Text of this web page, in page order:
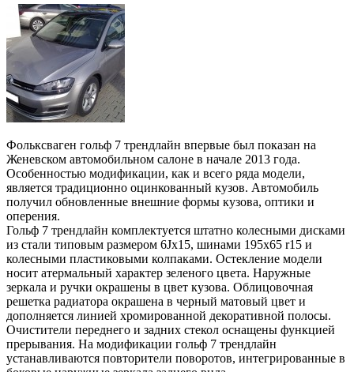
Фольксваген гольф 7 трендлайн впервые был показан на
Женевском автомобильном салоне в начале 2013 года.
Особенностью модификации, как и всего ряда модели,
является традиционно оцинкованный кузов. Автомобиль
получил обновленные внешние формы кузова, оптики и
оперения.
Гольф 7 трендлайн комплектуется штатно колесными дисками
из стали типовым размером 6Jx15, шинами 195х65 r15 и
колесными пластиковыми колпаками. Остекление модели
носит атермальный характер зеленого цвета. Наружные
зеркала и ручки окрашены в цвет кузова. Облицовочная
решетка радиатора окрашена в черный матовый цвет и
дополняется линией хромированной декоративной полосы.
Очистители переднего и задних стекол оснащены функцией
прерывания. На модификации гольф 7 трендлайн
устанавливаются повторители поворотов, интегрированные в